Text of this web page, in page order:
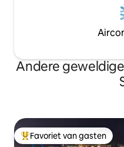
Andere
Topfavoriet van gasten
Favoriet van gasten